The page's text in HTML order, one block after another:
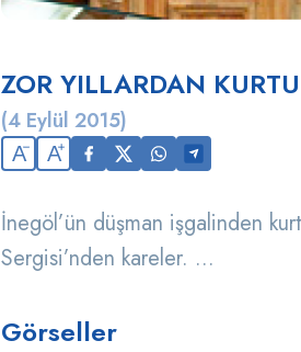
ZOR YILLARDAN
(4 Eylül 2015)
A A
İnegöl’ün düşman işgalinden
Sergisi’nden kareler. ...
Görseller